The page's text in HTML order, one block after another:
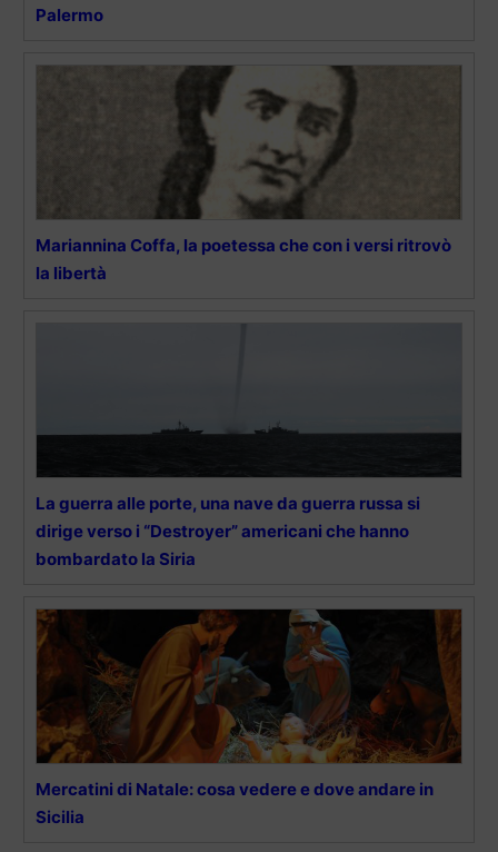
Palermo
Mariannina Coffa, la poetessa che con i versi ritrovò
la libertà
La guerra alle porte, una nave da guerra russa si
dirige verso i “Destroyer” americani che hanno
bombardato la Siria
Mercatini di Natale: cosa vedere e dove andare in
Sicilia